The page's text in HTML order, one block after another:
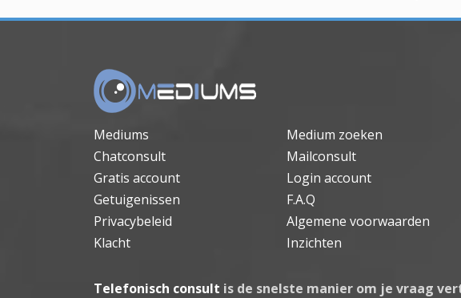
Mediums Medium zoeken
Chatconsult
Mailconsult
Gratis account
Login account
Getuigenissen
F.A.Q
Privacybeleid
Algemene voorwaarden
Klacht
Inzichten
Telefonisch consult is de snelste manier om je vraag